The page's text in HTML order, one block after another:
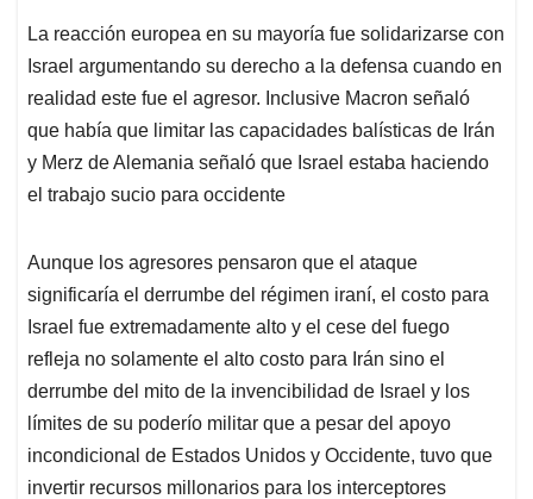
La reacción europea en su mayoría fue solidarizarse con
Israel argumentando su derecho a la defensa cuando en
realidad este fue el agresor. Inclusive Macron señaló
que había que limitar las capacidades balísticas de Irán
y Merz de Alemania señaló que Israel estaba haciendo
el trabajo sucio para occidente
Aunque los agresores pensaron que el ataque
significaría el derrumbe del régimen iraní, el costo para
Israel fue extremadamente alto y el cese del fuego
refleja no solamente el alto costo para Irán sino el
derrumbe del mito de la invencibilidad de Israel y los
límites de su poderío militar que a pesar del apoyo
incondicional de Estados Unidos y Occidente, tuvo que
invertir recursos millonarios para los interceptores